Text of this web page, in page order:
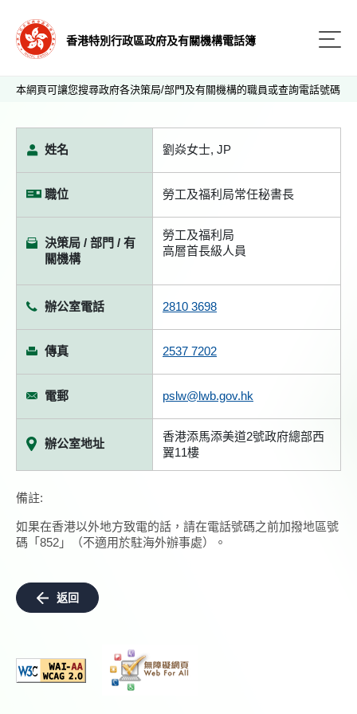
香港特別行政區政府及有關機構電話簿
本網頁可讓您搜尋政府各決策局/部門及有關機構的職員或查詢電話號碼
姓名 劉焱女士, JP
職位 勞工及福利局常任秘書長
決策局 / 部門 / 有
關機構
勞工及福利局
高層首長級人員
辦公室電話 2810 3698
傳真 2537 7202
電郵 pslw@lwb.gov.hk
辦公室地址
香港添馬添美道2號政府總部西
翼11樓
備註:
如果在香港以外地方致電的話，請在電話號碼之前加撥地區號
碼「852」（不適用於駐海外辦事處）。
返回